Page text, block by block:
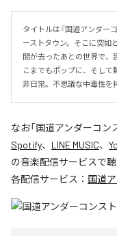
タイトルは『国道アンダー
ーストタウン。そこに突如
間が去ったあとの世界で、
こまでもポップに、そして
非日常。不思議な中毒性を
なお「国道アンダーコン
Spotify、 LINE MUSIC、
の音楽配信サービスで聴
各配信サービス： 国道